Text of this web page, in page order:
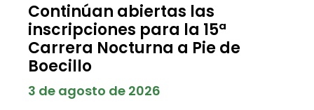
Continúan abiertas las
inscripciones para la 15ª
Carrera Nocturna a Pie de
Boecillo
3 de agosto de 2026